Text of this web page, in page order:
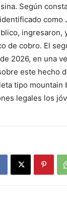
Según
como
ingresaron,
de cobro. El
2026, en una
este hecho
tipo
legales los